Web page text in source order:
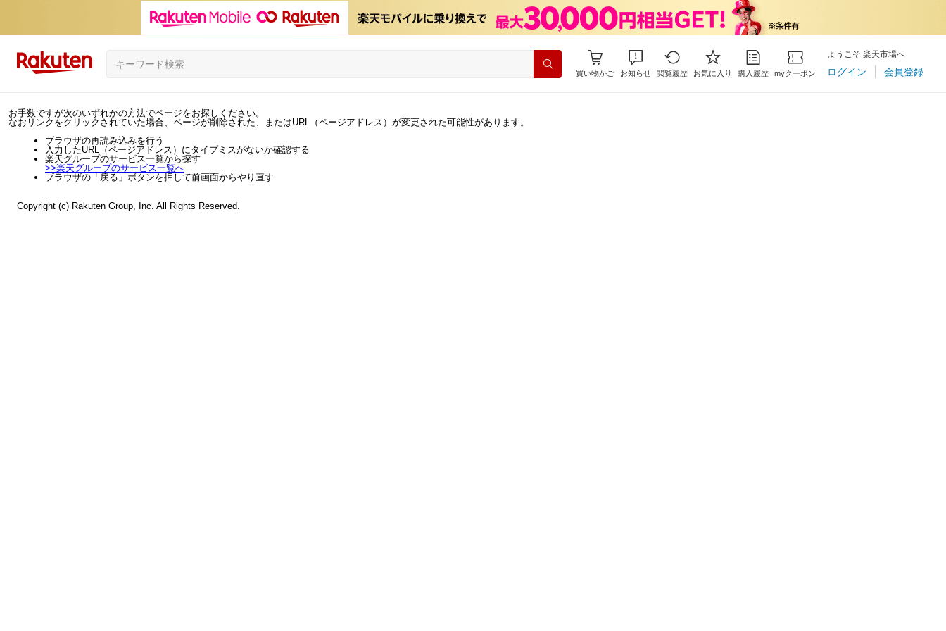
買い物かご お知らせ 閲覧履歴 お気に入り 購入履歴 myクーポン
ようこそ 楽天市場へ
ログイン 会員登録
お手数ですが次のいずれかの方法でページをお探しください。
なおリンクをクリックされていた場合、ページが削除された、またはURL（ページアドレス）が変更された可能性があります。
ブラウザの再読み込みを行う
入力したURL（ページアドレス）にタイプミスがないか確認する
楽天グループのサービス一覧から探す
>>楽天グループのサービス一覧へ
ブラウザの「戻る」ボタンを押して前画面からやり直す
Copyright (c) Rakuten Group, Inc. All Rights Reserved.